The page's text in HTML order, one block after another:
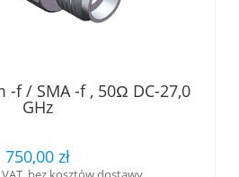
-f / SMA -f , 50Ω DC-27,0
GHz
750,00 zł